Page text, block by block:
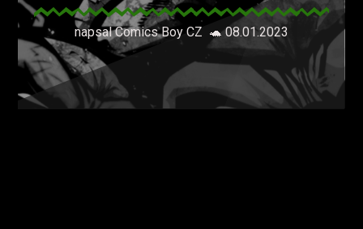
napsal Comics Boy CZ 🐢 08.01.2023